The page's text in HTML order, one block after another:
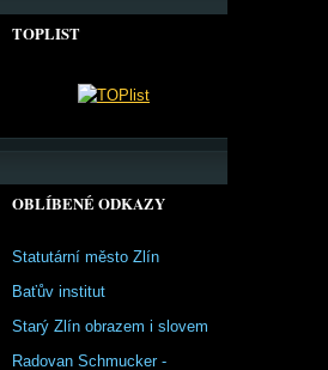
TOPLIST
OBLÍBENÉ ODKAZY
Statutární město Zlín
Baťův institut
Starý Zlín obrazem i slovem
Radovan Schmucker -